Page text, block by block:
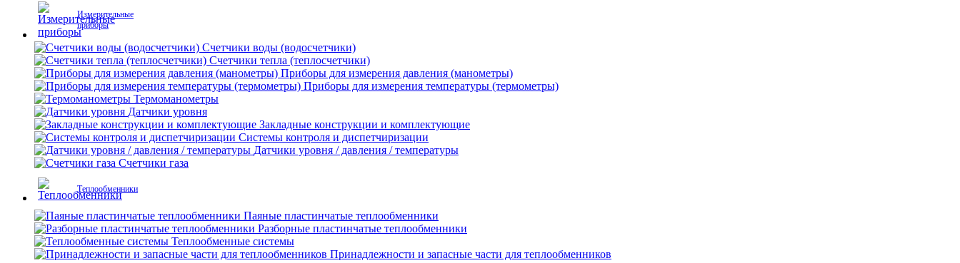
Измерительные
приборы
Счетчики воды (водосчетчики)
Счетчики тепла (теплосчетчики)
Приборы для измерения давления (манометры)
Приборы для измерения температуры (термометры)
Термоманометры
Датчики уровня
Закладные конструкции и комплектующие
Системы контроля и диспетчиризации
Датчики уровня / давления / температуры
Счетчики газа
Теплообменники
Паяные пластинчатые теплообменники
Разборные пластинчатые теплообменники
Теплообменные системы
Принадлежности и запасные части для теплообменников